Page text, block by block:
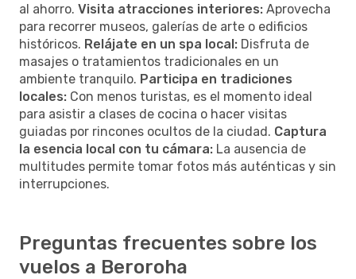
al ahorro. Visita atracciones interiores: Aprovecha
para recorrer museos, galerías de arte o edificios
históricos. Relájate en un spa local: Disfruta de
masajes o tratamientos tradicionales en un
ambiente tranquilo. Participa en tradiciones
locales: Con menos turistas, es el momento ideal
para asistir a clases de cocina o hacer visitas
guiadas por rincones ocultos de la ciudad. Captura
la esencia local con tu cámara: La ausencia de
multitudes permite tomar fotos más auténticas y sin
interrupciones.
Preguntas frecuentes sobre los
vuelos a Beroroha